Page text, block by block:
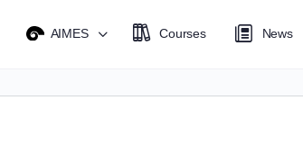
AIMES Courses News